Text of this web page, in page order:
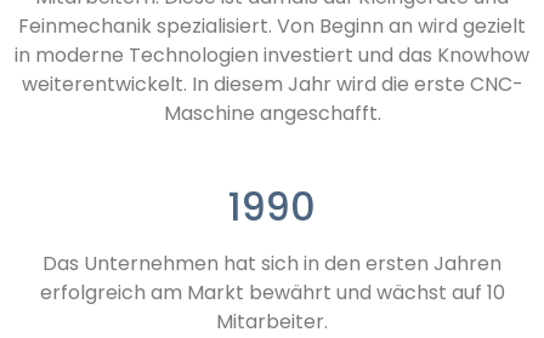
Feinmechanik spezialisiert. Von Beginn an wird gezielt
in moderne Technologien investiert und das Knowhow
weiterentwickelt. In diesem Jahr wird die erste CNC-
Maschine angeschafft.
1990
Das Unternehmen hat sich in den ersten Jahren
erfolgreich am Markt bewährt und wächst auf 10
Mitarbeiter.